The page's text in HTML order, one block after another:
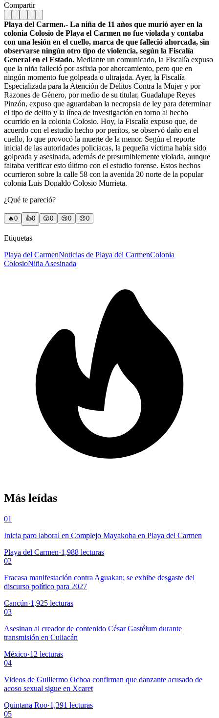
Compartir
Playa del Carmen.- La niña de 11 años que murió ayer en la
colonia Colosio de Playa el Carmen no fue violada y contaba
con una lesión en el cuello, marca de que falleció ahorcada, sin
observarse ningún otro tipo de violencia, según la Fiscalía
General en el Estado. Mediante un comunicado, la Fiscalía expuso
que la niña falleció por asfixia por ahorcamiento, pero que en
ningún momento fue golpeada o ultrajada. Ayer, la Fiscalía
Especializada para la Atención de Delitos Contra la Mujer y por
Razones de Género, por medio de su titular, Guadalupe Reyes
Pinzón, expuso que aguardaban la necropsia de ley para determinar
el tipo de delito y la línea de investigación en torno al hecho
ocurrido en la colonia Colosio. Hoy, la Fiscalía expuso que, de
acuerdo con el estudio hecho por peritos, se observó daño en el
cuello, lo que provocó la muerte de la menor. Según el reporte
inicial de las autoridades policiacas, la pequeña víctima había sido
golpeada y asesinada, además de presumiblemente violada, aunque
faltaba verificar esto último con el estudio forense. Estos hechos
ocurrieron sobre la calle 58 con la avenida 20 norte de la popular
colonia Luis Donaldo Colosio Murrieta.
¿Qué te pareció?
🔥0 👍0 😲0 😢0 😠0
Etiquetas
Playa del CarmenNoticias de Playa del CarmenColonia
ColosioNiña Asesinada
Más leídas
01
Inicia paro laboral en Complejo Mayakoba en Playa del Carmen
Playa del Carmen·1,988 lecturas
02
Fracasa manifestación contra Aguakan; se exhibe desgaste del
discurso político para 2027
Cancún·1,925 lecturas
03
Asesinan al creador de contenido César Gastélum durante
transmisión en Culiacán
México·12 lecturas
04
Videos de Guillermo Ochoa confirman que danzante acusado de
acoso sexual sigue en Xcaret
Quintana Roo·1,391 lecturas
05